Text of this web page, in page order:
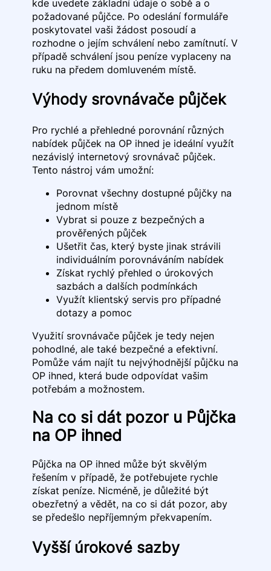
kde uvedete základní údaje o sobě a o
požadované půjčce. Po odeslání formuláře
poskytovatel vaši žádost posoudí a
rozhodne o jejím schválení nebo zamítnutí. V
případě schválení jsou peníze vyplaceny na
ruku na předem domluveném místě.
Výhody srovnávače půjček
Pro rychlé a přehledné porovnání různých
nabídek půjček na OP ihned je ideální využít
nezávislý internetový srovnávač půjček.
Tento nástroj vám umožní:
Porovnat všechny dostupné půjčky na
jednom místě
Vybrat si pouze z bezpečných a
prověřených půjček
Ušetřit čas, který byste jinak strávili
individuálním porovnáváním nabídek
Získat rychlý přehled o úrokových
sazbách a dalších podmínkách
Využít klientský servis pro případné
dotazy a pomoc
Využití srovnávače půjček je tedy nejen
pohodlné, ale také bezpečné a efektivní.
Pomůže vám najít tu nejvýhodnější půjčku na
OP ihned, která bude odpovídat vašim
potřebám a možnostem.
Na co si dát pozor u Půjčka
na OP ihned
Půjčka na OP ihned může být skvělým
řešením v případě, že potřebujete rychle
získat peníze. Nicméně, je důležité být
obezřetný a vědět, na co si dát pozor, aby
se předešlo nepříjemným překvapením.
Vyšší úrokové sazby